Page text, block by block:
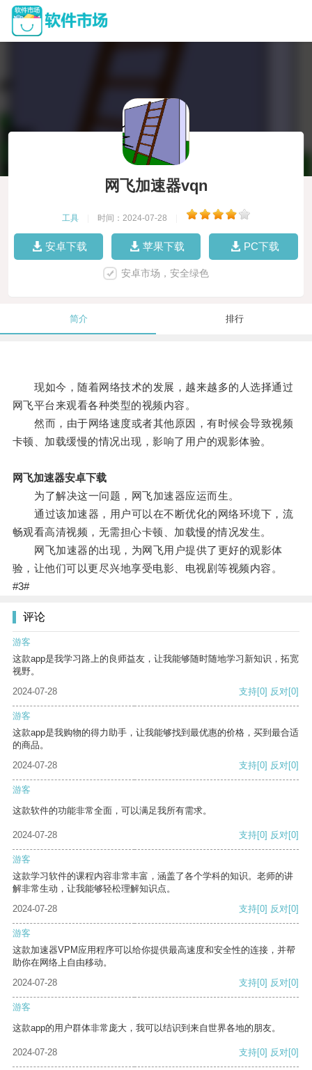
网飞加速器vqn
工具 时间：2024-07-28
安卓下载 苹果下载 PC下载
安卓市场，安全绿色
简介 排行
现如今，随着网络技术的发展，越来越多的人选择通过
网飞平台来观看各种类型的视频内容。
然而，由于网络速度或者其他原因，有时候会导致视频
卡顿、加载缓慢的情况出现，影响了用户的观影体验。
网飞加速器安卓下载
为了解决这一问题，网飞加速器应运而生。
通过该加速器，用户可以在不断优化的网络环境下，流
畅观看高清视频，无需担心卡顿、加载慢的情况发生。
网飞加速器的出现，为网飞用户提供了更好的观影体
验，让他们可以更尽兴地享受电影、电视剧等视频内容。
#3#
评论
游客
这款app是我学习路上的良师益友，让我能够随时随地学习新知识，拓宽
视野。
2024-07-28
支持[0] 反对[0]
游客
这款app是我购物的得力助手，让我能够找到最优惠的价格，买到最合适
的商品。
2024-07-28
支持[0] 反对[0]
游客
这款软件的功能非常全面，可以满足我所有需求。
2024-07-28 支持[0] 反对[0]
游客
这款学习软件的课程内容非常丰富，涵盖了各个学科的知识。老师的讲
解非常生动，让我能够轻松理解知识点。
2024-07-28
支持[0] 反对[0]
游客
这款加速器VPM应用程序可以给你提供最高速度和安全性的连接，并帮
助你在网络上自由移动。
2024-07-28
支持[0] 反对[0]
游客
这款app的用户群体非常庞大，我可以结识到来自世界各地的朋友。
2024-07-28 支持[0] 反对[0]